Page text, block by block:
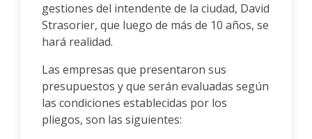
gestiones del intendente de la ciudad, David
Strasorier, que luego de más de 10 años, se
hará realidad.
Las empresas que presentaron sus
presupuestos y que serán evaluadas según
las condiciones establecidas por los
pliegos, son las siguientes: